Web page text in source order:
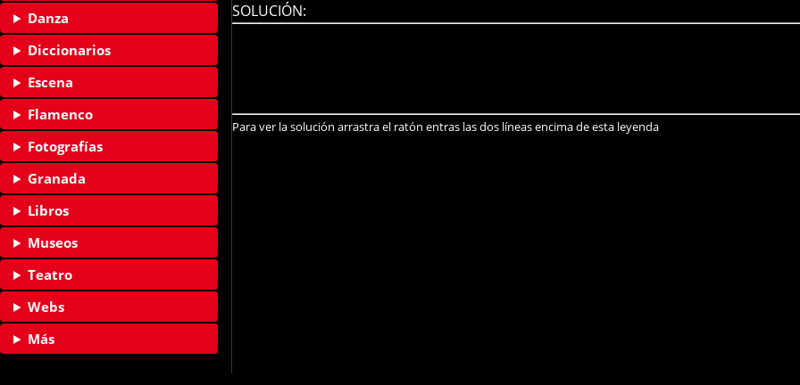
Danza
Diccionarios
Escena
Flamenco
Fotografías
Granada
Libros
Museos
Teatro
Webs
Más
SOLUCIÓN:
Para ver la solución arrastra el ratón entras las dos líneas encima de esta leyenda